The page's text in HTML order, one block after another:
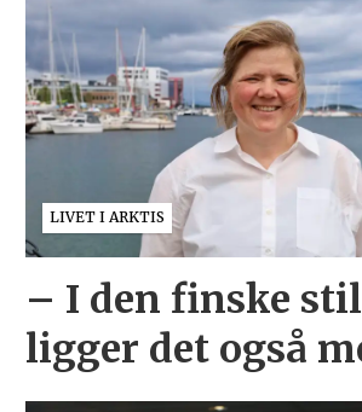
LIVET I ARKTIS
– I den finske
ligger det også